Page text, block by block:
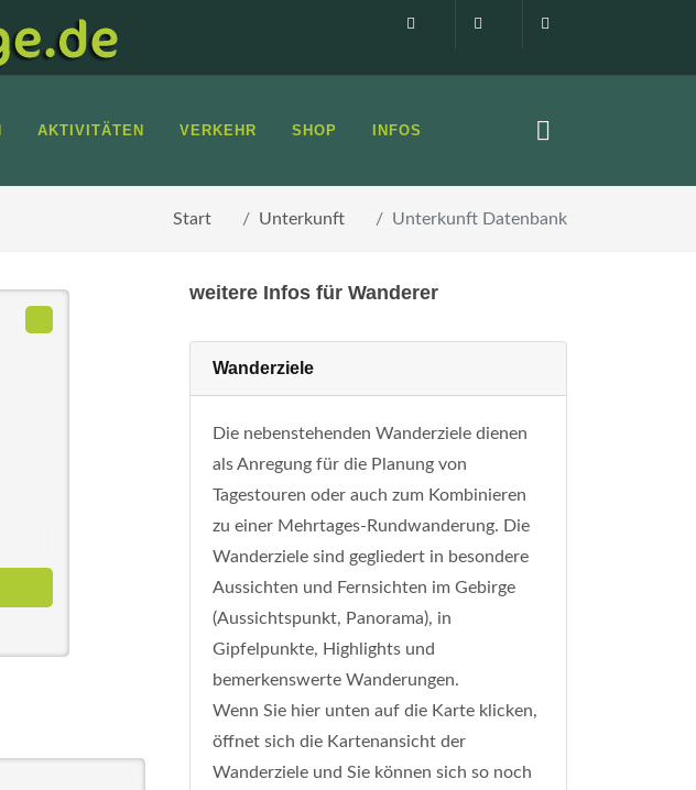
Impressum0160 99873408
AKTIVITÄTEN VERKEHR SHOP INFOS
Start Unterkunft Unterkunft Datenbank
weitere Infos für Wanderer
Wanderziele
Die nebenstehenden Wanderziele dienen
als Anregung für die Planung von
Tagestouren oder auch zum Kombinieren
zu einer Mehrtages-Rundwanderung. Die
Wanderziele sind gegliedert in besondere
Aussichten und Fernsichten im Gebirge
(Aussichtspunkt, Panorama), in
Gipfelpunkte, Highlights und
bemerkenswerte Wanderungen.
Wenn Sie hier unten auf die Karte klicken,
öffnet sich die Kartenansicht der
Wanderziele und Sie können sich so noch